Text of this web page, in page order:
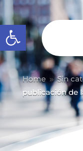
Abrir barra de
Home 9 Sin
publicación de